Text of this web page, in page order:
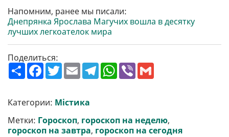
Напомним, ранее мы писали:
Днепрянка Ярослава Магучих вошла в десятку
лучших легкоателок мира
Поделиться:
П
о
р
и
т
и
F
a
b
o
o
k
T
w
t
e
r
E
m
l
T
e
a
m
W
h
p
p
V
Категории: Містика
Метки: Гороскоп, гороскоп на неделю,
гороскоп на завтра, гороскоп на сегодня